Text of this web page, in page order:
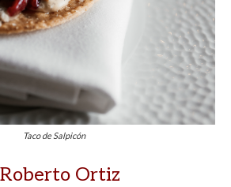
Taco de Salpicón
Ortiz